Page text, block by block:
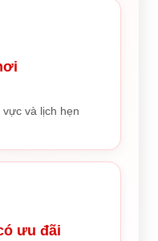
và lịch hẹn
ưu đãi